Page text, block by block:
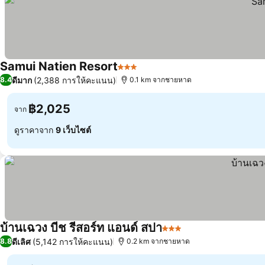
Samui Natien Resort3 ดาว
8.4ดีมาก (2,388 การให้คะแนน) 0.1 km จากชายหาด
จาก ฿2,025
ดูราคาจาก 9 เว็บไซต์
บ้านเฉวง บีช รีสอร์ท แอนด์ สปา3 ดาว
8.8ดีเลิศ (5,142 การให้คะแนน) 0.2 km จากชายหาด